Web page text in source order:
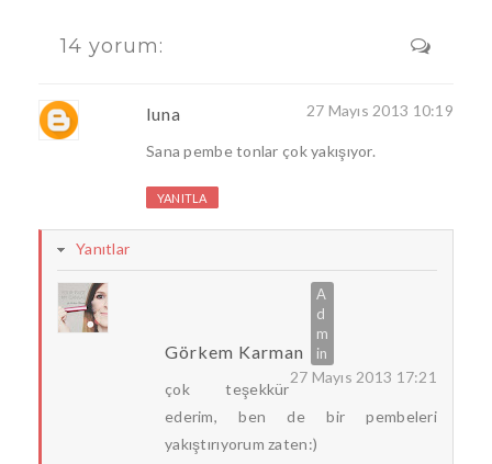
14 yorum:
luna 27 Mayıs 2013 10:19
Sana pembe tonlar çok yakışıyor.
YANITLA
Yanıtlar
Görkem Karman
27 Mayıs 2013 17:21
çok teşekkür
ederim, ben de bir pembeleri
yakıştırıyorum zaten:)